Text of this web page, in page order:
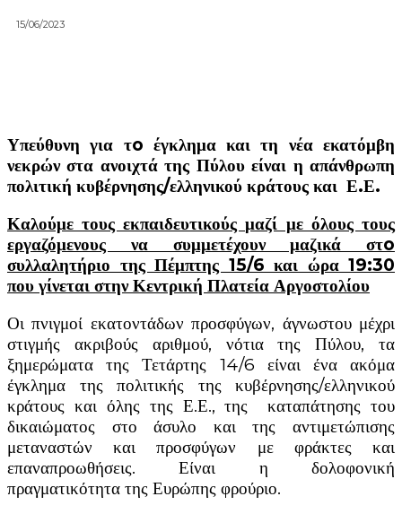
15/06/2023
Υπεύθυνη για τo έγκλημα και τη νέα εκατόμβη
νεκρών στα ανοιχτά της Πύλου είναι η απάνθρωπη
πολιτική κυβέρνησης/ελληνικού κράτους και Ε.Ε.
Καλούμε τους εκπαιδευτικούς μαζί με όλους τους
εργαζόμενους να συμμετέχουν μαζικά στo
συλλαλητήριο της Πέμπτης 15/6 και ώρα 19:30
που γίνεται στην Κεντρική Πλατεία Αργοστολίου
Οι πνιγμοί εκατοντάδων προσφύγων, άγνωστου μέχρι
στιγμής ακριβούς αριθμού, νότια της Πύλου, τα
ξημερώματα της Τετάρτης 14/6 είναι ένα ακόμα
έγκλημα της πολιτικής της κυβέρνησης/ελληνικού
κράτους και όλης της Ε.Ε., της καταπάτησης του
δικαιώματος στο άσυλο και της αντιμετώπισης
μεταναστών και προσφύγων με φράκτες και
επαναπροωθήσεις. Είναι η δολοφονική
πραγματικότητα της Ευρώπης φρούριο.